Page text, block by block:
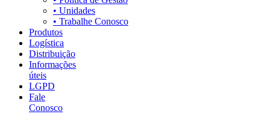
• Unidades
• Trabalhe Conosco
Produtos
Logística
Distribuição
Informações
úteis
LGPD
Fale
Conosco